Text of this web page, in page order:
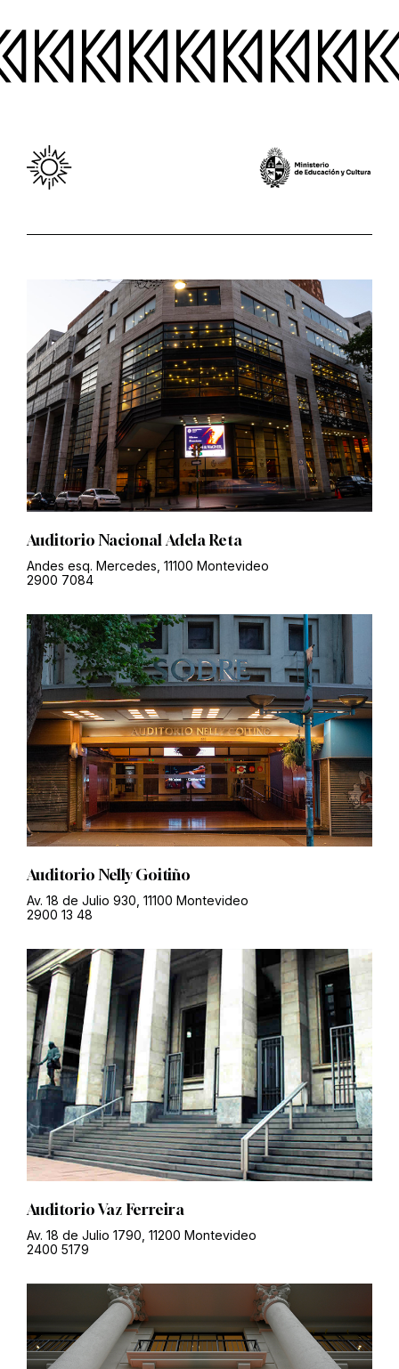
Auditorio Nacional Adela Reta
Andes esq. Mercedes, 11100 Montevideo
2900 7084
Auditorio Nelly Goitiño
Av. 18 de Julio 930, 11100 Montevideo
2900 13 48
Auditorio Vaz Ferreira
Av. 18 de Julio 1790, 11200 Montevideo
2400 5179